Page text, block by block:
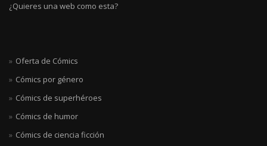
¿Quieres una web como esta?
Oferta de Cómics
Cómics por género
Cómics de superhéroes
Cómics de humor
Cómics de ciencia ficción